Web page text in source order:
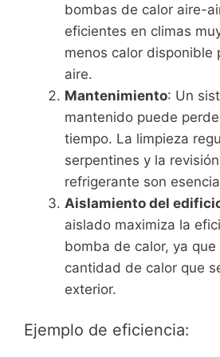
bombas de calor aire-
eficientes en climas
menos calor disponible
aire.
Mantenimiento: Un
mantenido puede
tiempo. La limpieza
serpentines y la
refrigerante son
Aislamiento del
aislado maximiza la
bomba de calor, ya que
cantidad de calor que
exterior.
Ejemplo de eficiencia: